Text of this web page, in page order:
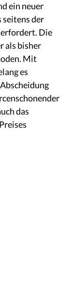
ein neuer
seitens der
Die
als bisher
Mit
es
das